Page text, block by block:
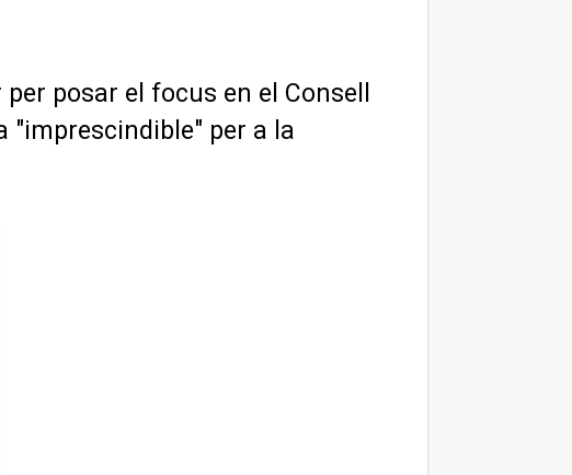
posar el focus en el Consell
"imprescindible" per a la